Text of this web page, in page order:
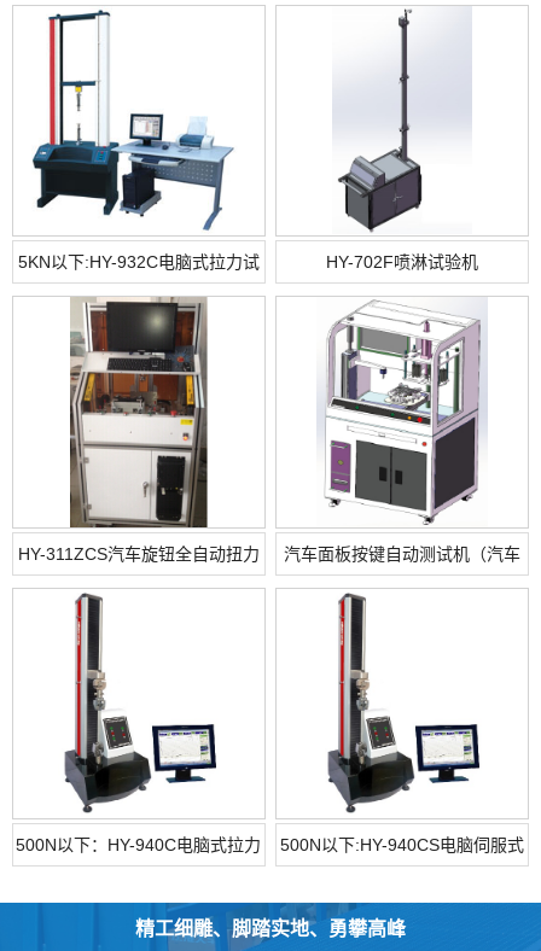
（电加热）
5KN以下:HY-932C电脑式拉力试
验机
HY-702F喷淋试验机
HY-311ZCS汽车旋钮全自动扭力
试验机
汽车面板按键自动测试机（汽车
面板按键力试验机）
500N以下：HY-940C电脑式拉力 500N以下:HY-940CS电脑伺服式
精工细雕、脚踏实地、勇攀高峰